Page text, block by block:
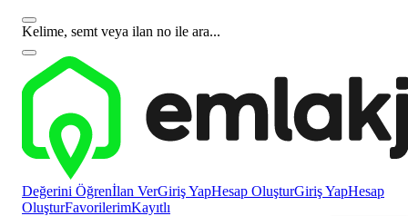
Kelime, semt veya ilan no ile ara...
Değerini Öğrenİlan VerGiriş YapHesap OluşturGiriş YapHesap
OluşturFavorilerimKayıtlı